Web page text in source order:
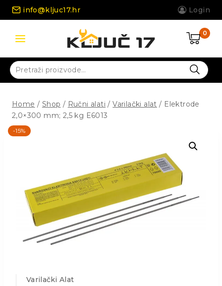
Skip
info@kljuc17.hr Login
0
Pretraži:
Home / Shop / Ručni alati / Varilački alat / Elektrode
2,0×300 mm; 2,5 kg E6013
-15%
Varilački Alat